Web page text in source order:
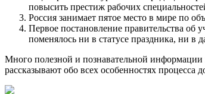
повысить престиж рабочих
Россия занимает пятое место в мире по
Первое постановление правительства об
поменялось ни в статусе праздника, ни в
Много полезной и познавательной
рассказывают обо всех особенностях процесса